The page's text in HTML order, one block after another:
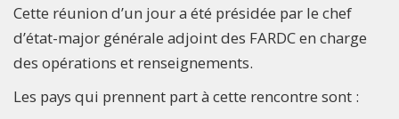
Cette réunion d’un jour a été présidée par le chef
d’état-major générale adjoint des FARDC en charge
des opérations et renseignements.
Les pays qui prennent part à cette rencontre sont :